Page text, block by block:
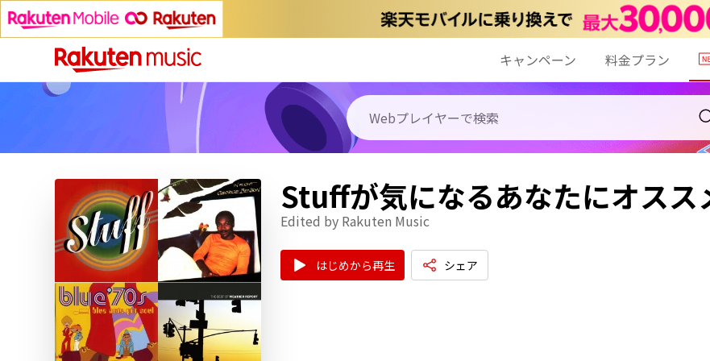
キャンペーン 料金プラン
Stuffが気になるあなたにオスス
Edited by Rakuten Music
はじめから再生 シェア